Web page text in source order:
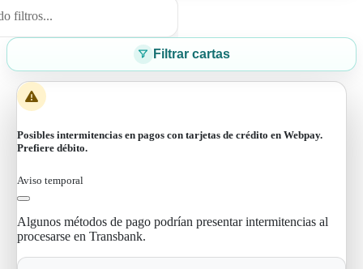
filtros...
Filtrar cartas
Posibles intermitencias en pagos con tarjetas de crédito en Webpay.
Prefiere débito.
Aviso temporal
Algunos métodos de pago podrían presentar intermitencias al
procesarse en Transbank.